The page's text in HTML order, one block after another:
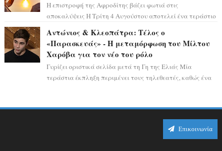
Η επιστροφή της Αφροδίτης βάζει φωτιά στις
αποκαλύψεις Η Τρίτη 4 Αυγούστου αποτελεί ένα τεράστιο
Αντώνιος & Κλεοπάτρα: Τέλος ο
«Παρασκευάς» - Η μεταμόρφωση του Μίλτου
Χαρόβα για τον νέο του ρόλο
Γυρίζει οριστικά σελίδα μετά τη Γη της Ελιάς Μία
τεράστια έκπληξη περιμένει τους τηλεθεατές, καθώς ένα
Επικοινωνία